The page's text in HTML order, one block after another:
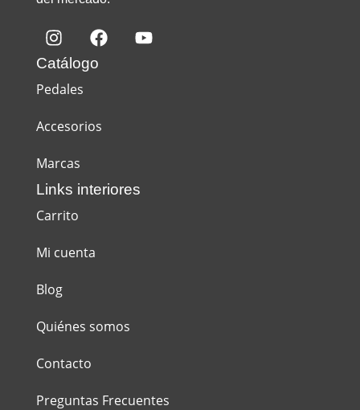
Catálogo
Pedales
Accesorios
Marcas
Links interiores
Carrito
Mi cuenta
Blog
Quiénes somos
Contacto
Preguntas Frecuentes